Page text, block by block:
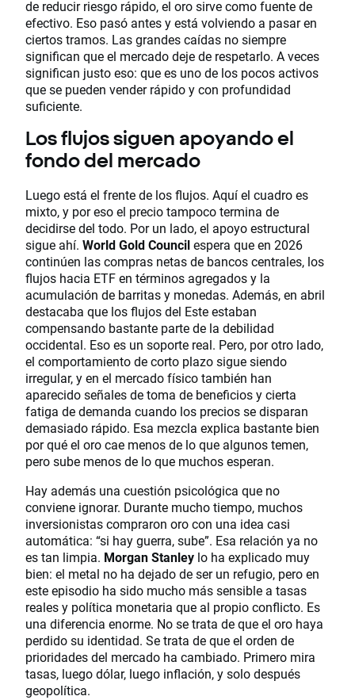
de reducir riesgo rápido, el oro sirve como fuente de
efectivo. Eso pasó antes y está volviendo a pasar en
ciertos tramos. Las grandes caídas no siempre
significan que el mercado deje de respetarlo. A veces
significan justo eso: que es uno de los pocos activos
que se pueden vender rápido y con profundidad
suficiente.
Los flujos siguen apoyando el
fondo del mercado
Luego está el frente de los flujos. Aquí el cuadro es
mixto, y por eso el precio tampoco termina de
decidirse del todo. Por un lado, el apoyo estructural
sigue ahí. World Gold Councilespera que en 2026
continúen las compras netas de bancos centrales, los
flujos hacia ETF en términos agregados y la
acumulación de barritas y monedas. Además, en abril
destacaba que los flujos del Este estaban
compensando bastante parte de la debilidad
occidental. Eso es un soporte real. Pero, por otro lado,
el comportamiento de corto plazo sigue siendo
irregular, y en el mercado físico también han
aparecido señales de toma de beneficios y cierta
fatiga de demanda cuando los precios se disparan
demasiado rápido. Esa mezcla explica bastante bien
por qué el oro cae menos de lo que algunos temen,
pero sube menos de lo que muchos esperan.
Hay además una cuestión psicológica que no
conviene ignorar. Durante mucho tiempo, muchos
inversionistas compraron oro con una idea casi
automática: “si hay guerra, sube”. Esa relación ya no
es tan limpia. Morgan Stanley lo ha explicado muy
bien: el metal no ha dejado de ser un refugio, pero en
este episodio ha sido mucho más sensible a tasas
reales y política monetaria que al propio conflicto. Es
una diferencia enorme. No se trata de que el oro haya
perdido su identidad. Se trata de que el orden de
prioridades del mercado ha cambiado. Primero mira
tasas, luego dólar, luego inflación, y solo después
geopolítica.